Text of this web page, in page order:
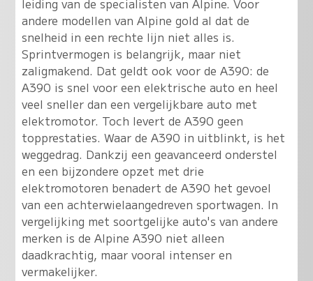
leiding van de specialisten van Alpine. Voor
andere modellen van Alpine gold al dat de
snelheid in een rechte lijn niet alles is.
Sprintvermogen is belangrijk, maar niet
zaligmakend. Dat geldt ook voor de A390: de
A390 is snel voor een elektrische auto en heel
veel sneller dan een vergelijkbare auto met
elektromotor. Toch levert de A390 geen
topprestaties. Waar de A390 in uitblinkt, is het
weggedrag. Dankzij een geavanceerd onderstel
en een bijzondere opzet met drie
elektromotoren benadert de A390 het gevoel
van een achterwielaangedreven sportwagen. In
vergelijking met soortgelijke auto's van andere
merken is de Alpine A390 niet alleen
daadkrachtig, maar vooral intenser en
vermakelijker.